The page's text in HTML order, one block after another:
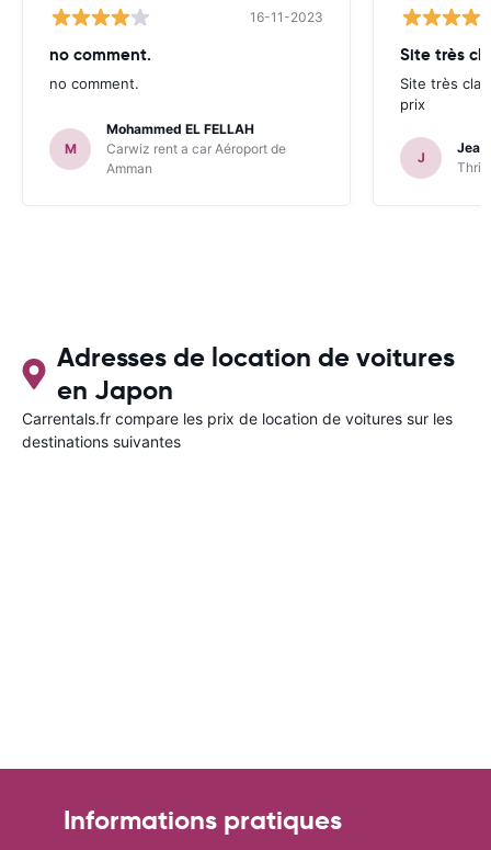
16-11-2023
no comment.
no comment.
M
Mohammed EL FELLAH
Carwiz rent a car Aéroport de
Amman
Site très
Site très
prix
J
Adresses de location de voitures
en Japon
Carrentals.fr compare les prix de location de voitures sur les
destinations suivantes
Informations pratiques